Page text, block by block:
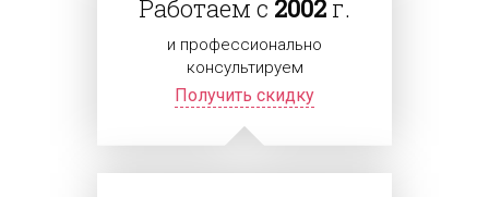
Работаем с 2002 г.
и профессионально
консультируем
Получить скидку